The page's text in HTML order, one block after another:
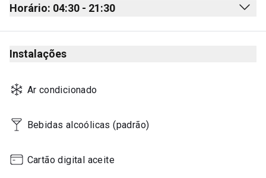
Horário: 04:30 - 21:30
Monday 04:30 - 21:30
Tuesday
Thursday
Friday
Sunday
Instalações
Ar condicionado
Bebidas alcoólicas (padrão)
Cartão digital aceite